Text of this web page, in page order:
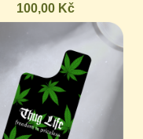
100,00 Kč